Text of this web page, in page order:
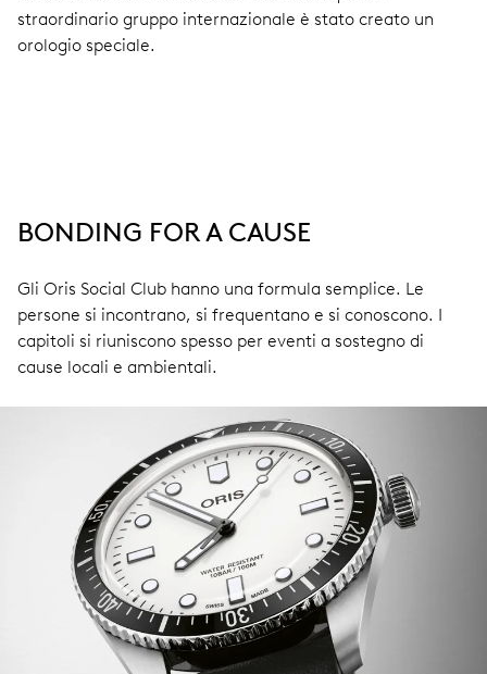
straordinario gruppo internazionale è stato creato un
orologio speciale.
BONDING FOR A CAUSE
Gli Oris Social Club hanno una formula semplice. Le
persone si incontrano, si frequentano e si conoscono. I
capitoli si riuniscono spesso per eventi a sostegno di
cause locali e ambientali.